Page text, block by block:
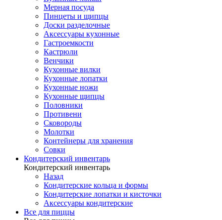
Мерная посуда
Пинцеты и щипцы
Доски разделочные
Аксессуары кухонные
Гастроемкости
Кастрюли
Венчики
Кухонные вилки
Кухонные лопатки
Кухонные ножи
Кухонные щипцы
Половники
Противени
Сковороды
Молотки
Контейнеры для хранения
Совки
Кондитерский инвентарь
Кондитерский инвентарь
Назад
Кондитерские кольца и формы
Кондитерские лопатки и кисточки
Аксессуары кондитерские
Все для пиццы